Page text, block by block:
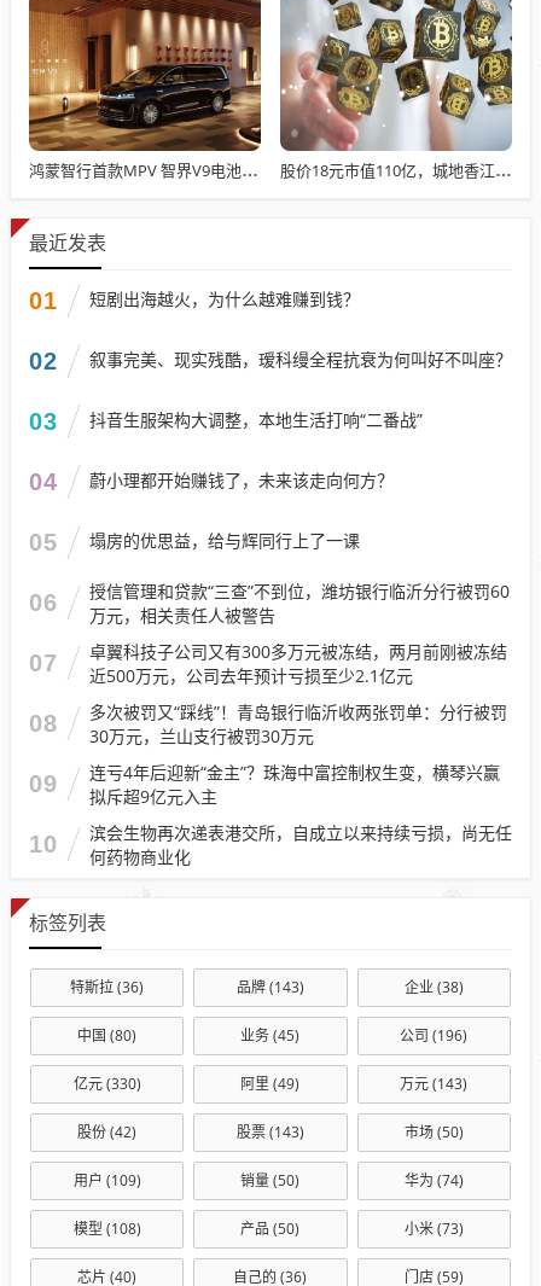
鸿蒙智行首款MPV 智界V9电池信息曝光：WLTC最远续航223km 股价18元市值110亿，城地香江却被查出连续7季财报失真
最近发表
01 短剧出海越火，为什么越难赚到钱？
02 叙事完美、现实残酷，瑷科缦全程抗衰为何叫好不叫座？
03 抖音生服架构大调整，本地生活打响“二番战”
04 蔚小理都开始赚钱了，未来该走向何方？
05 塌房的优思益，给与辉同行上了一课
06
授信管理和贷款“三查”不到位，潍坊银行临沂分行被罚60
万元，相关责任人被警告
07
卓翼科技子公司又有300多万元被冻结，两月前刚被冻结
近500万元，公司去年预计亏损至少2.1亿元
08
多次被罚又“踩线”！青岛银行临沂收两张罚单：分行被罚
30万元，兰山支行被罚30万元
09
连亏4年后迎新“金主”？珠海中富控制权生变，横琴兴赢
拟斥超9亿元入主
10
滨会生物再次递表港交所，自成立以来持续亏损，尚无任
何药物商业化
标签列表
特斯拉(36) 品牌(143) 企业(38)
中国 (80) 业务(45) 公司 (196)
亿元(330) 阿里 (49) 万元(143)
股份(42) 股票(143) 市场(50)
用户 (109) 销量(50) 华为 (74)
模型 (108) 产品 (50) 小米(73)
芯片 (40) 自己的 (36) 门店(59)